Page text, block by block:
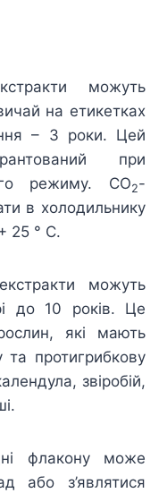
можуть
на етикетках
– 3 роки. Цей
при
режиму. СО2-
в холодильнику
25 ° С.
можуть
до 10 років. Це
які мають
та протигрибкову
звіробій,
флакону може
або з’являтися